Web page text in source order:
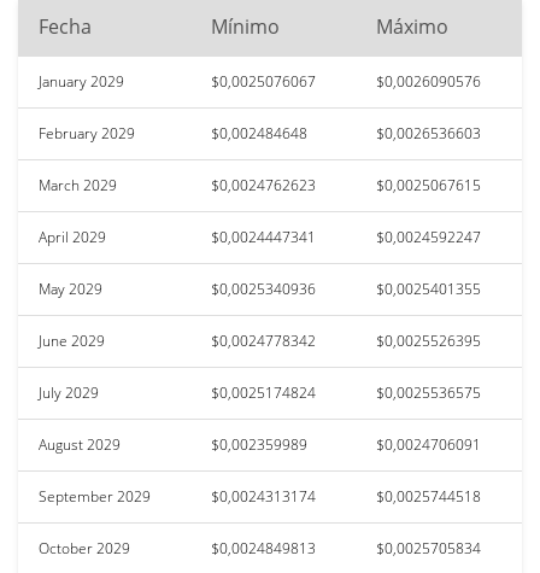
Fecha Mínimo Máximo
January 2029 $0,0025076067 $0,0026090576
February 2029 $0,002484648 $0,0026536603
March 2029 $0,0024762623 $0,0025067615
April 2029 $0,0024447341 $0,0024592247
May 2029 $0,0025340936 $0,0025401355
June 2029 $0,0024778342 $0,0025526395
July 2029 $0,0025174824 $0,0025536575
August 2029 $0,002359989 $0,0024706091
September 2029 $0,0024313174 $0,0025744518
October 2029 $0,0024849813 $0,0025705834